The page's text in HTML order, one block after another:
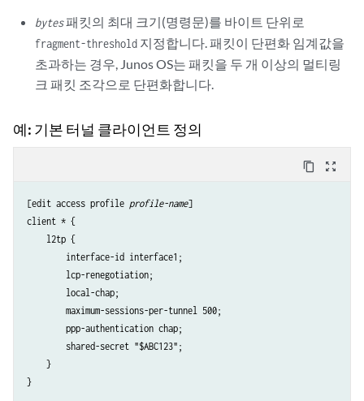
bytes패킷의 최대 크기(명령문)를 바이트 단위로
fragment-threshold 지정합니다. 패킷이 단편화 임계값을
초과하는 경우, Junos OS는 패킷을 두 개 이상의 멀티링
크 패킷 조각으로 단편화합니다.
예: 기본 터널 클라이언트 정의
content_copy zoom_out_map
[edit access profile profile-name]
client * {
    l2tp {
        interface-id interface1;
        lcp-renegotiation;
        local-chap;
        maximum-sessions-per-tunnel 500;
        ppp-authentication chap;
        shared-secret "$ABC123";
    }